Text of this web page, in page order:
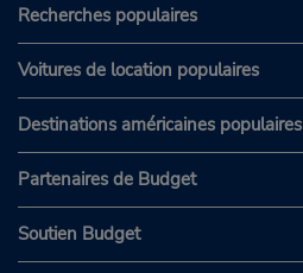
Recherches populaires
Voitures de location populaires
Destinations américaines populaires
Partenaires de Budget
Soutien Budget